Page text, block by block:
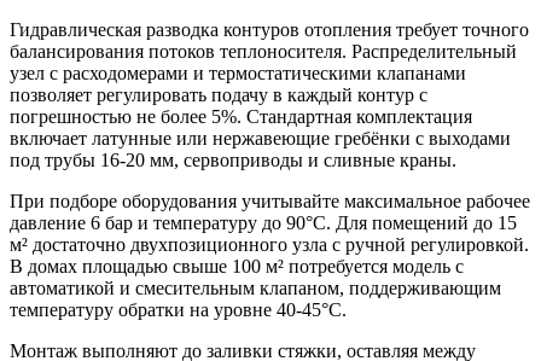
Гидравлическая разводка контуров отопления требует точного
балансирования потоков теплоносителя. Распределительный
узел с расходомерами и термостатическими клапанами
позволяет регулировать подачу в каждый контур с
погрешностью не более 5%. Стандартная комплектация
включает латунные или нержавеющие гребёнки с выходами
под трубы 16-20 мм, сервоприводы и сливные краны.
При подборе оборудования учитывайте максимальное рабочее
давление 6 бар и температуру до 90°C. Для помещений до 15
м² достаточно двухпозиционного узла с ручной регулировкой.
В домах площадью свыше 100 м² потребуется модель с
автоматикой и смесительным клапаном, поддерживающим
температуру обратки на уровне 40-45°C.
Монтаж выполняют до заливки стяжки, оставляя между